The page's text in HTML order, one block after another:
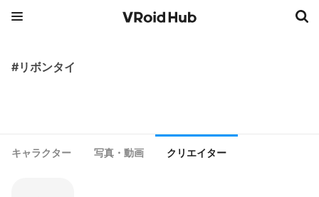
#リボンタイ
キャラクター 写真・動画 クリエイター